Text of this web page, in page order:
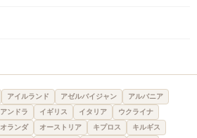
アイルランド アゼルバイジャン
アルバニア
アンドラ イギリス イタリア
ウクライナ
オランダ オーストリア キプロス
キルギス